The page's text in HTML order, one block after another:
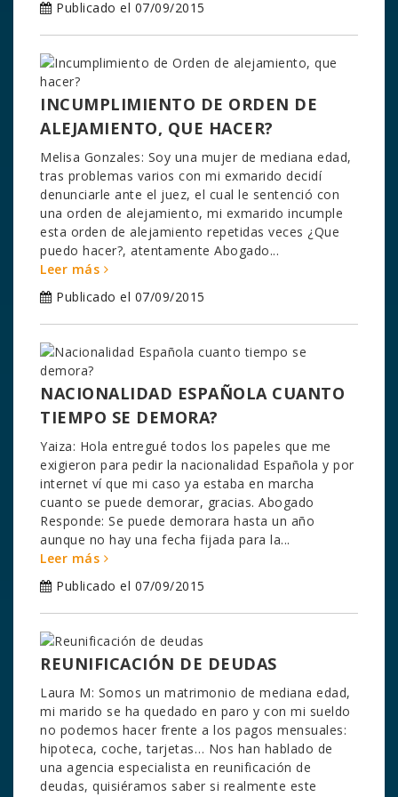
Publicado el 07/09/2015
INCUMPLIMIENTO DE ORDEN DE
ALEJAMIENTO, QUE HACER?
Melisa Gonzales: Soy una mujer de mediana edad,
tras problemas varios con mi exmarido decidí
denunciarle ante el juez, el cual le sentenció con
una orden de alejamiento, mi exmarido incumple
esta orden de alejamiento repetidas veces ¿Que
puedo hacer?, atentamente Abogado...
Leer más
Publicado el 07/09/2015
NACIONALIDAD ESPAÑOLA CUANTO
TIEMPO SE DEMORA?
Yaiza: Hola entregué todos los papeles que me
exigieron para pedir la nacionalidad Española y por
internet ví que mi caso ya estaba en marcha
cuanto se puede demorar, gracias. Abogado
Responde: Se puede demorara hasta un año
aunque no hay una fecha fijada para la...
Leer más
Publicado el 07/09/2015
REUNIFICACIÓN DE DEUDAS
Laura M: Somos un matrimonio de mediana edad,
mi marido se ha quedado en paro y con mi sueldo
no podemos hacer frente a los pagos mensuales:
hipoteca, coche, tarjetas… Nos han hablado de
una agencia especialista en reunificación de
deudas, quisiéramos saber si realmente este